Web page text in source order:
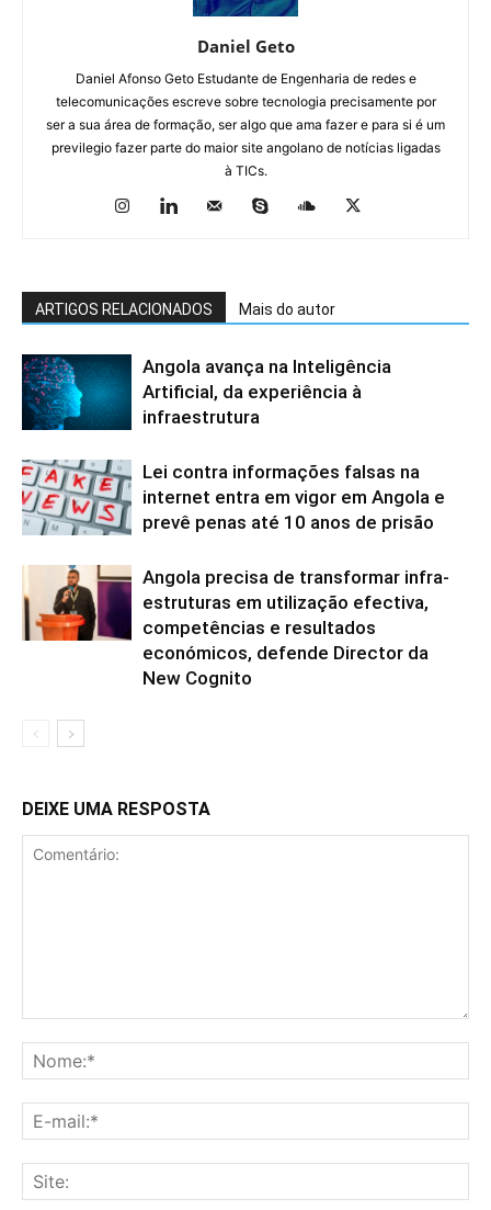
Daniel Geto
Daniel Afonso Geto Estudante de Engenharia de redes e
telecomunicações escreve sobre tecnologia precisamente por
ser a sua área de formação, ser algo que ama fazer e para si é um
previlegio fazer parte do maior site angolano de notícias ligadas
à TICs.
ARTIGOS RELACIONADOS Mais do autor
Angola avança na Inteligência
Artificial, da experiência à
infraestrutura
Lei contra informações falsas na
internet entra em vigor em Angola e
prevê penas até 10 anos de prisão
Angola precisa de transformar infra-
estruturas em utilização efectiva,
competências e resultados
económicos, defende Director da
New Cognito
DEIXE UMA RESPOSTA